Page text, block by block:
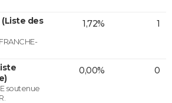
(Liste des
1,72% 1
soutenue
0,00% 0